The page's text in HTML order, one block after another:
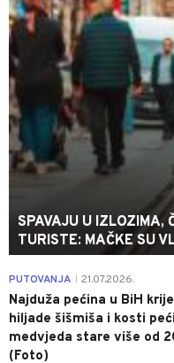
SPAVAJU U IZLOZIMA,
TURISTE: MAČKE SU
PUTOVANJA 21.07.2026.
Najduža pećina u BiH
hiljade šišmiša i kosti
medvjeda stare više od
(Foto)